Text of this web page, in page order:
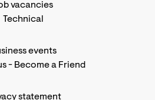
vacancies
Technical
events
- Become a Friend
statement